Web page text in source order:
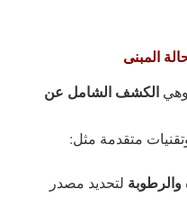
الكشف الشامل عن
متقدمة مثل:
لتحديد مصدر